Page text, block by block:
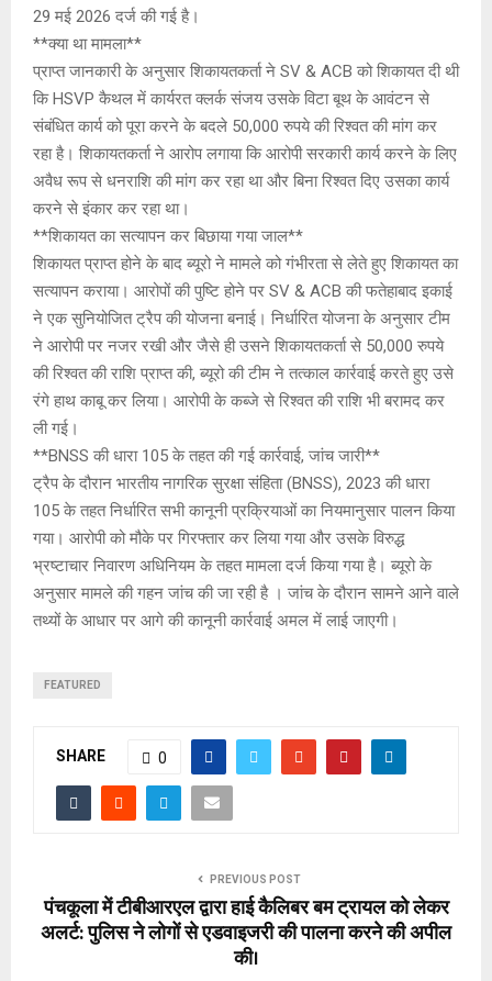
29 मई 2026 दर्ज की गई है।
**क्या था मामला**
प्राप्त जानकारी के अनुसार शिकायतकर्ता ने SV & ACB को शिकायत दी थी
कि HSVP कैथल में कार्यरत क्लर्क संजय उसके विटा बूथ के आवंटन से
संबंधित कार्य को पूरा करने के बदले 50,000 रुपये की रिश्वत की मांग कर
रहा है। शिकायतकर्ता ने आरोप लगाया कि आरोपी सरकारी कार्य करने के लिए
अवैध रूप से धनराशि की मांग कर रहा था और बिना रिश्वत दिए उसका कार्य
करने से इंकार कर रहा था।
**शिकायत का सत्यापन कर बिछाया गया जाल**
शिकायत प्राप्त होने के बाद ब्यूरो ने मामले को गंभीरता से लेते हुए शिकायत का
सत्यापन कराया। आरोपों की पुष्टि होने पर SV & ACB की फतेहाबाद इकाई
ने एक सुनियोजित ट्रैप की योजना बनाई। निर्धारित योजना के अनुसार टीम
ने आरोपी पर नजर रखी और जैसे ही उसने शिकायतकर्ता से 50,000 रुपये
की रिश्वत की राशि प्राप्त की, ब्यूरो की टीम ने तत्काल कार्रवाई करते हुए उसे
रंगे हाथ काबू कर लिया। आरोपी के कब्जे से रिश्वत की राशि भी बरामद कर
ली गई।
**BNSS की धारा 105 के तहत की गई कार्रवाई, जांच जारी**
ट्रैप के दौरान भारतीय नागरिक सुरक्षा संहिता (BNSS), 2023 की धारा
105 के तहत निर्धारित सभी कानूनी प्रक्रियाओं का नियमानुसार पालन किया
गया। आरोपी को मौके पर गिरफ्तार कर लिया गया और उसके विरुद्ध
भ्रष्टाचार निवारण अधिनियम के तहत मामला दर्ज किया गया है। ब्यूरो के
अनुसार मामले की गहन जांच की जा रही है । जांच के दौरान सामने आने वाले
तथ्यों के आधार पर आगे की कानूनी कार्रवाई अमल में लाई जाएगी।
FEATURED
SHARE 0
PREVIOUS POST
पंचकूला में टीबीआरएल द्वारा हाई कैलिबर बम ट्रायल को लेकर
अलर्ट: पुलिस ने लोगों से एडवाइजरी की पालना करने की अपील
की।